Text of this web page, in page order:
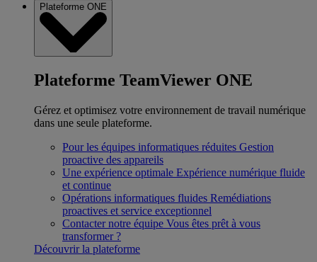
Plateforme ONE
Plateforme TeamViewer ONE
Gérez et optimisez votre environnement de travail numérique
dans une seule plateforme.
Pour les équipes informatiques réduites Gestion
proactive des appareils
Une expérience optimale Expérience numérique fluide
et continue
Opérations informatiques fluides Remédiations
proactives et service exceptionnel
Contacter notre équipe Vous êtes prêt à vous
transformer ?
Découvrir la plateforme